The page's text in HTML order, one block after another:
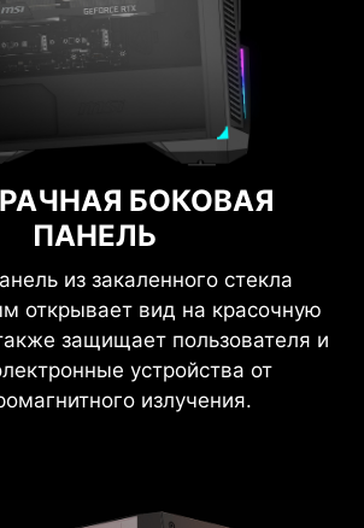
БОКОВАЯ
ПАНЕЛЬ
из закаленного стекла
открывает вид на красочную
защищает пользователя и
устройства от